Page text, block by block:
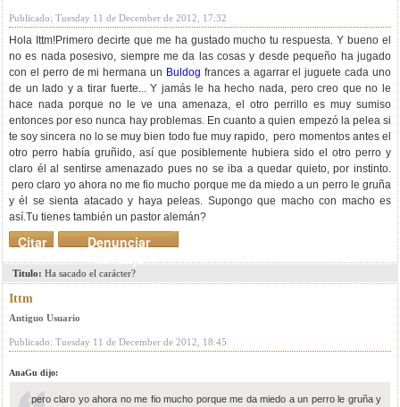
Publicado: Tuesday 11 de December de 2012, 17:32
Hola Ittm!Primero decirte que me ha gustado mucho tu respuesta. Y bueno el
no es nada posesivo, siempre me da las cosas y desde pequeño ha jugado
con el perro de mi hermana un Buldog frances a agarrar el juguete cada uno
de un lado y a tirar fuerte... Y jamás le ha hecho nada, pero creo que no le
hace nada porque no le ve una amenaza, el otro perrillo es muy sumiso
entonces por eso nunca hay problemas. En cuanto a quien empezó la pelea si
te soy sincera no lo se muy bien todo fue muy rapido, pero momentos antes el
otro perro había gruñido, así que posiblemente hubiera sido el otro perro y
claro él al sentirse amenazado pues no se iba a quedar quieto, por instinto.
pero claro yo ahora no me fio mucho porque me da miedo a un perro le gruña
y él se sienta atacado y haya peleas. Supongo que macho con macho es
así.Tu tienes también un pastor alemán?
Denunciar
mensaje
Citar
Titulo: Ha sacado el carácter?
Ittm
Antiguo Usuario
Publicado: Tuesday 11 de December de 2012, 18:45
AnaGu dijo:
pero claro yo ahora no me fio mucho porque me da miedo a un perro le gruña y